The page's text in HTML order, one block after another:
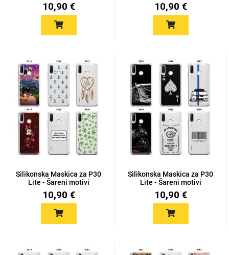
10,90 € 10,90 €
Silikonska Maskica za P30
Lite - Šareni motivi
10,90 €
Silikonska Maskica za P30
Lite - Šareni motivi
10,90 €